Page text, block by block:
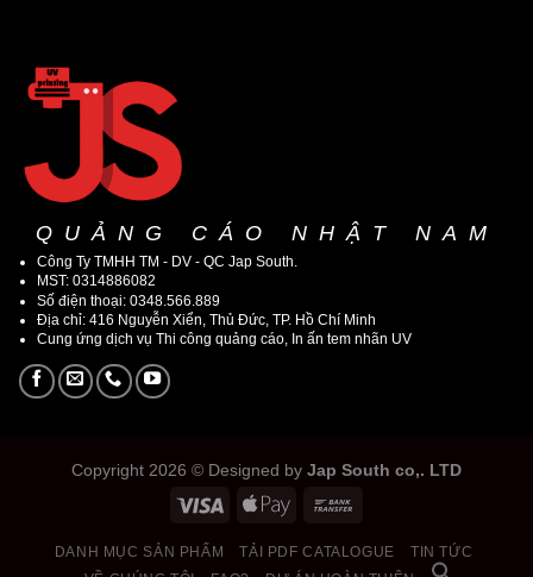
QUẢNG CÁO NHẬT NAM
Công Ty TMHH TM - DV - QC Jap South.
MST: 0314886082
Số điện thoại: 0348.566.889
Địa chỉ: 416 Nguyễn Xiển, Thủ Đức, TP. Hồ Chí Minh
Cung ứng dịch vụ Thi công quảng cáo, In ấn tem nhãn UV
Copyright 2026 © Designed by Jap South co,. LTD
DANH MỤC SẢN PHẨM TẢI PDF CATALOGUE
TIN TỨC